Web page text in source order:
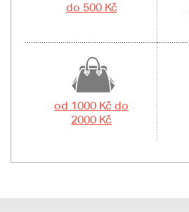
do 500 Kč
od 1000 Kč do
2000 Kč